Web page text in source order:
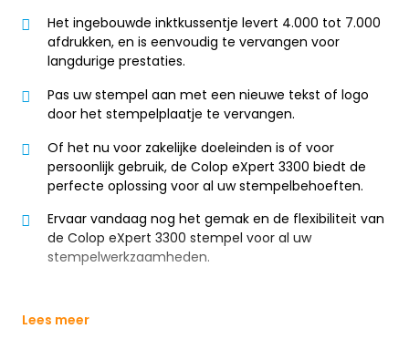
Het ingebouwde inktkussentje levert 4.000 tot 7.000
afdrukken, en is eenvoudig te vervangen voor
langdurige prestaties.
Pas uw stempel aan met een nieuwe tekst of logo
door het stempelplaatje te vervangen.
Of het nu voor zakelijke doeleinden is of voor
persoonlijk gebruik, de Colop eXpert 3300 biedt de
perfecte oplossing voor al uw stempelbehoeften.
Ervaar vandaag nog het gemak en de flexibiliteit van
de Colop eXpert 3300 stempel voor al uw
stempelwerkzaamheden.
Lees meer